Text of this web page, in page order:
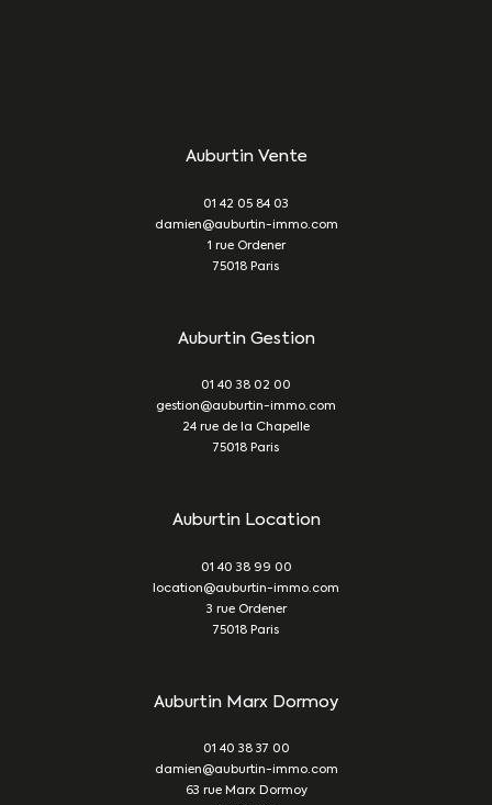
Auburtin Vente
01 42 05 84 03
damien@auburtin-immo.com
1 rue Ordener
75018
Paris
Auburtin Gestion
01 40 38 02 00
gestion@auburtin-immo.com
24 rue de la Chapelle
75018
Paris
Auburtin Location
01 40 38 99 00
location@auburtin-immo.com
3 rue Ordener
75018
Paris
Auburtin Marx Dormoy
01 40 38 37 00
damien@auburtin-immo.com
63 rue Marx Dormoy